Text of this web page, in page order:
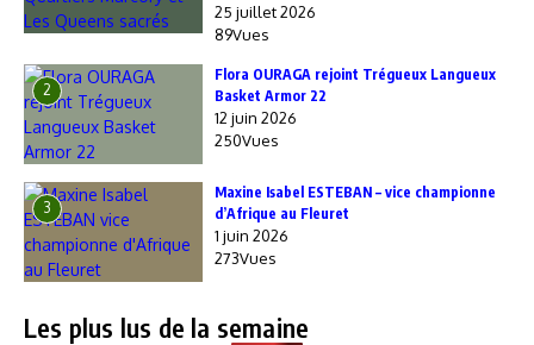
25 juillet 2026
89Vues
2
Flora OURAGA rejoint Trégueux Langueux
Basket Armor 22
12 juin 2026
250Vues
3
Maxine Isabel ESTEBAN – vice championne
d’Afrique au Fleuret
1 juin 2026
273Vues
Les plus lus de la semaine